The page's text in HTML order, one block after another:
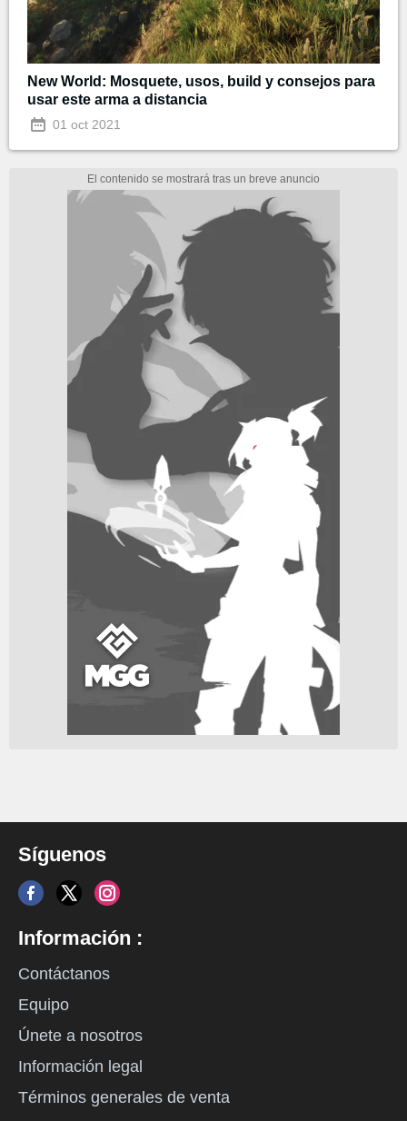
New World: Mosquete, usos, build y consejos para
usar este arma a distancia
01 oct 2021
Síguenos
Información :
Contáctanos
Equipo
Únete a nosotros
Información legal
Términos generales de venta